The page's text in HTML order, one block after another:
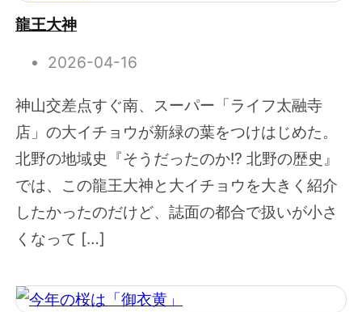
龍王大神
2026-04-16
神山交差点すぐ南、スーパー「ライフ太融寺
店」の大イチョウが新緑の葉をつけはじめた。
北野の地域史『そうだったのか!? 北野の歴史』
では、この龍王大神と大イチョウを大きく紹介
したかったのだけど、誌面の都合で扱いが小さ
くなって […]